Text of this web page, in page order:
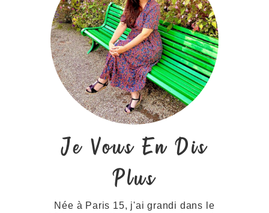
Je Vous En Dis
Plus
Née à Paris 15, j'ai grandi dans le